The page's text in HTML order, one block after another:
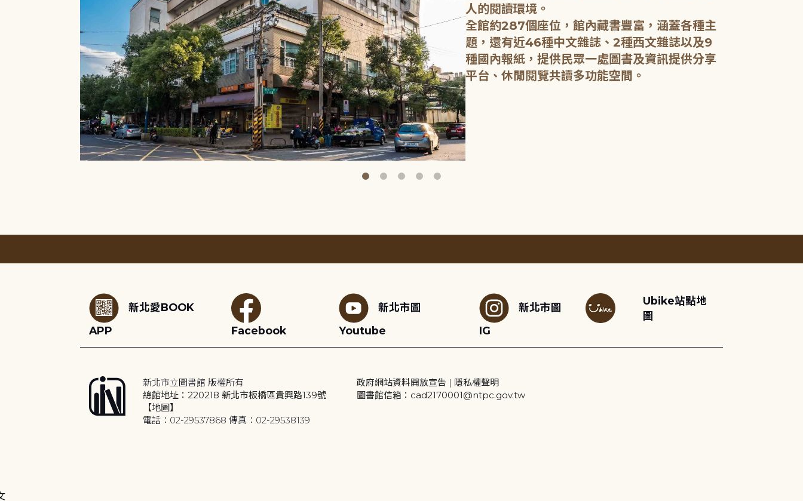
人的閱讀環境。
全館約287個座位，館內藏書豐富，涵蓋各種主
題，還有近46種中文雜誌、2種西文雜誌以及9
種國內報紙，提供民眾一處圖書及資訊提供分享
新北愛BOOK
APP
Facebook
新北市圖
Youtube
新北市圖
IG
Ubike站點地
圖
新北市立圖書館 版權所有
總館地址：220218 新北市板橋區貴興路139號
【地圖】
電話：02-29537868 傳真：02-29538139
政府網站資料開放宣告 | 隱私權聲明
圖書館信箱：cad2170001@ntpc.gov.tw